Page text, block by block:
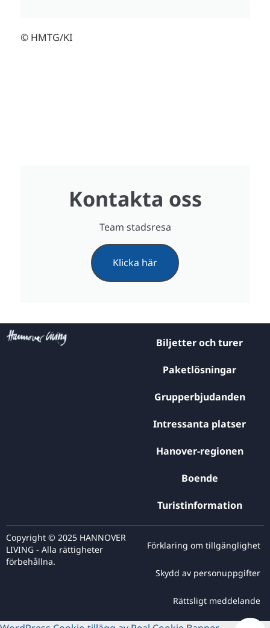
© HMTG/KI
Kontakta oss
Team stadsresa
Klicka här
Biljetter och turer
Paketlösningar
Grupperbjudanden
Intressanta platser
Hanover-regionen
Boende
Turistinformation
Copyright © 2025 HANNOVER
LIVING - Alla rättigheter
förbehållna.
Förklaring om tillgänglighet
Skydd av personuppgifter
Rättsligt meddelande